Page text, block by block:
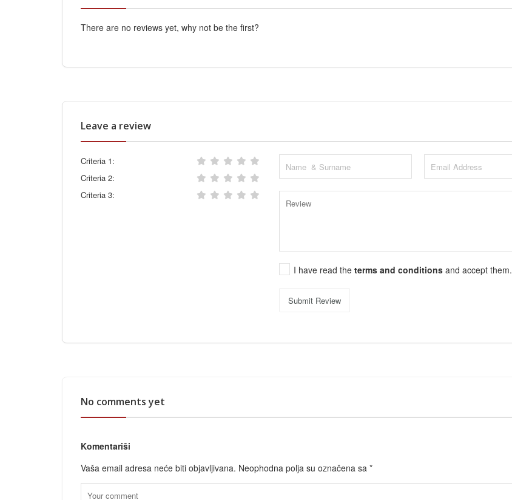
There are no reviews yet, why not be the first?
Leave a review
Criteria 1:
Criteria 2:
Criteria 3:
I have read theterms and conditionsand accept them.
Submit Review
No comments yet
Komentariši
Vaša email adresa neće biti objavljivana. Neophodna polja su označena sa *